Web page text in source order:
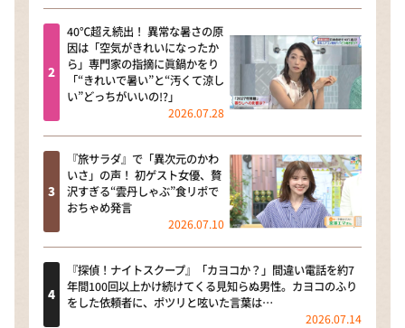
40℃超え続出！ 異常な暑さの原
因は「空気がきれいになったか
ら」専門家の指摘に眞鍋かをり
「“きれいで暑い”と“汚くて涼し
い”どっちがいいの!?」
2026.07.28
『旅サラダ』で「異次元のかわ
いさ」の声！ 初ゲスト女優、贅
沢すぎる“雲丹しゃぶ”食リポで
おちゃめ発言
2026.07.10
『探偵！ナイトスクープ』「カヨコか？」間違い電話を約7
年間100回以上かけ続けてくる見知らぬ男性。カヨコのふり
をした依頼者に、ポツリと呟いた言葉は…
2026.07.14